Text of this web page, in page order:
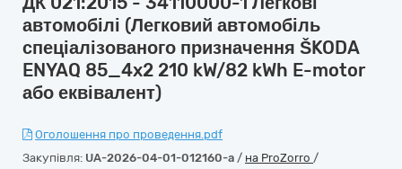
автомобілі (Легковий автомобіль
спеціалізованого призначення ŠKODA
ENYAQ 85_4x2 210 kW/82 kWh E-motor
або еквівалент)
Оголошення про проведення.pdf
Закупівля: UA-2026-04-01-012160-a / на ProZorro /